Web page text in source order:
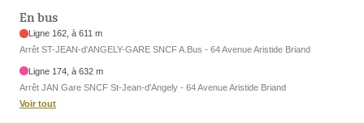
En bus
Ligne 162, à 611 m
Arrêt ST-JEAN-d'ANGELY-GARE SNCF A.Bus - 64 Avenue Aristide Briand
Ligne 174, à 632 m
Arrêt JAN Gare SNCF St-Jean-d'Angely - 64 Avenue Aristide Briand
Voir tout